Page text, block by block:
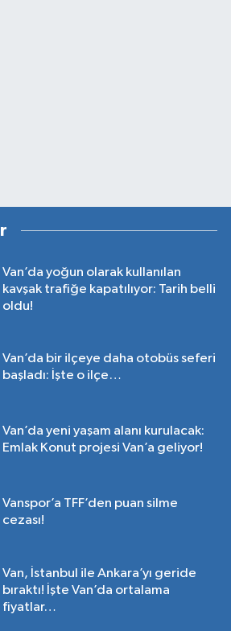
Van’da yoğun olarak kullanılan
kavşak trafiğe kapatılıyor: Tarih belli
oldu!
Van’da bir ilçeye daha otobüs seferi
başladı: İşte o ilçe…
Van’da yeni yaşam alanı kurulacak:
Emlak Konut projesi Van’a geliyor!
Vanspor’a TFF’den puan silme
cezası!
Van, İstanbul ile Ankara’yı geride
bıraktı! İşte Van’da ortalama
fiyatlar…